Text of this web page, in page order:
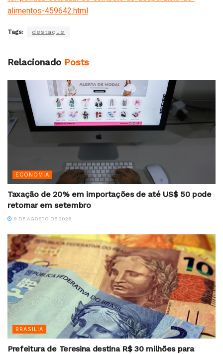
alimentos-459642.html
Tags: destaque
Relacionado Posts
ECONOMIA
Taxação de 20% em importações de até US$ 50 pode
retornar em setembro
9 DE AGOSTO DE 2026
BRASILIA
Prefeitura de Teresina destina R$ 30 milhões para